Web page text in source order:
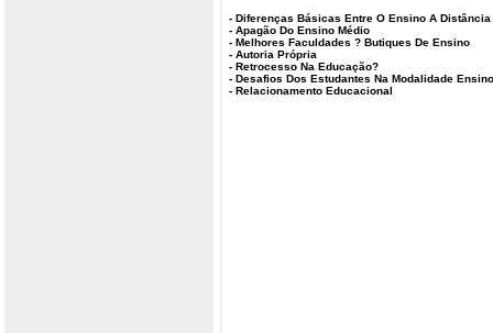
- Diferenças Básicas Entre O Ensino A
- Apagão Do Ensino Médio
- Melhores Faculdades ? Butiques De Ensino
- Autoria Própria
- Retrocesso Na Educação?
- Desafios Dos Estudantes Na Modalidade
- Relacionamento Educacional